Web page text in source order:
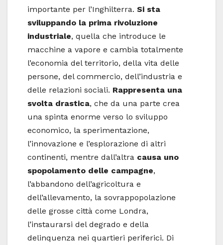
importante per l’Inghilterra. Si sta
sviluppando la prima rivoluzione
industriale, quella che introduce le
macchine a vapore e cambia totalmente
l’economia del territorio, della vita delle
persone, del commercio, dell’industria e
delle relazioni sociali. Rappresenta una
svolta drastica, che da una parte crea
una spinta enorme verso lo sviluppo
economico, la sperimentazione,
l’innovazione e l’esplorazione di altri
continenti, mentre dall’altra causa uno
spopolamento delle campagne,
l’abbandono dell’agricoltura e
dell’allevamento, la sovrappopolazione
delle grosse città come Londra,
l’instaurarsi del degrado e della
delinquenza nei quartieri periferici. Di